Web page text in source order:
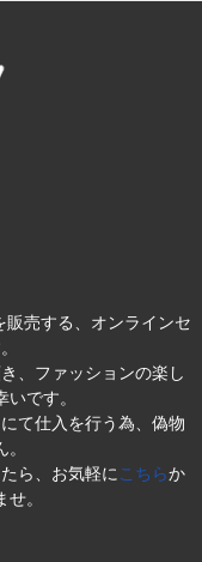
売する、オンラインセ
、ファッションの楽し
です。
て仕入を行う為、偽物
ら、お気軽に こちらか
。